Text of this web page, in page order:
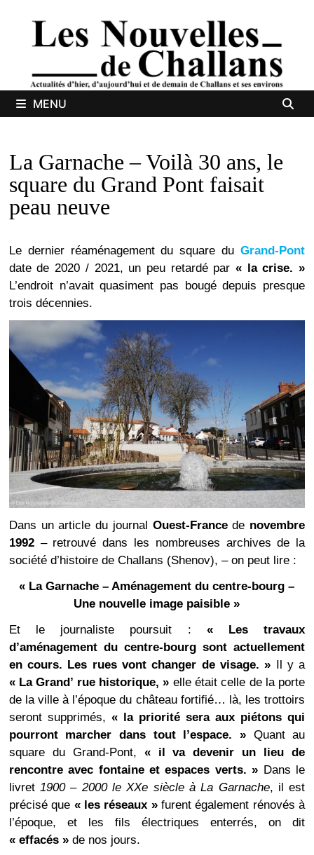
MENU
La Garnache – Voilà 30 ans, le
square du Grand Pont faisait
peau neuve
Le dernier réaménagement du square duGrand-Pont
date de 2020 / 2021, un peu retardé par« la crise. »
L’endroit n’avait quasiment pas bougé depuis presque
trois décennies.
Dans un article du journal Ouest-Francede novembre
1992– retrouvé dans les nombreuses archives de la
société d’histoire de Challans (Shenov), – on peut lire :
« La Garnache – Aménagement du centre-bourg –
Une nouvelle image paisible »
Et le journaliste poursuit : « Les travaux
d’aménagement du centre-bourg sont actuellement
en cours. Les rues vont changer de visage. » Il y a
« La Grand’ rue historique, » elle était celle de la porte
de la ville à l’époque du château fortifié… là, les trottoirs
seront supprimés, « la priorité sera aux piétons qui
pourront marcher dans tout l’espace. »Quant au
square du Grand-Pont, « il va devenir un lieu de
rencontre avec fontaine et espaces verts. » Dans le
livret1900 – 2000 le XXe siècle à La Garnache, il est
précisé que « les réseaux »furent également rénovés à
l’époque, et les fils électriques enterrés, on dit
« effacés »de nos jours.